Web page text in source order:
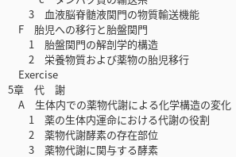
3 血液脳脊髄液関門の物質輸送機能
F 胎児への移行と胎盤関門
1 胎盤関門の解剖学的構造
2 栄養物質および薬物の胎児移行
Exercise
5章 代 謝
A 生体内での薬物代謝による化学構造の変化
1 薬の生体内運命における代謝の役割
2 薬物代謝酵素の存在部位
3 薬物代謝に関与する酵素